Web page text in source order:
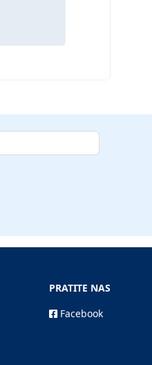
PRATITE NAS
Facebook